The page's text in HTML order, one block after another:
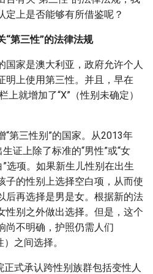
定上是否能够有所借鉴呢？
“第三性”的法律法规
国家是澳大利亚，政府允许个人
明上使用第三性。并且，早在
就增加了“X”（性别未确定）
第三性别”的国家。从2013年
证上除了标准的“男性”或“女
选项。如果新生儿性别在出生
子的性别上选择空白项，从而使
后再选择是男是女。根据新的法
性别之外做出选择。但是，这个
尚不明确，护照仍需人们
之间选择。
式承认跨性别族群包括变性人